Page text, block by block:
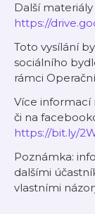
Další
https://
Toto vysílání
sociálního
rámci
Více informací
či na
https://bit.ly/
Poznámka:
dalšími
vlastními